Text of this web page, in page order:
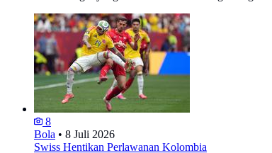
8
Bola • 8 Juli 2026
Swiss Hentikan Perlawanan Kolombia